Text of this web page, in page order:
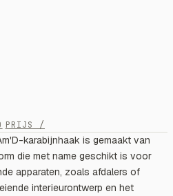
PRIJS /
karabijnhaak is gemaakt van
die met name geschikt is voor
apparaten, zoals afdalers of
interieurontwerp en het